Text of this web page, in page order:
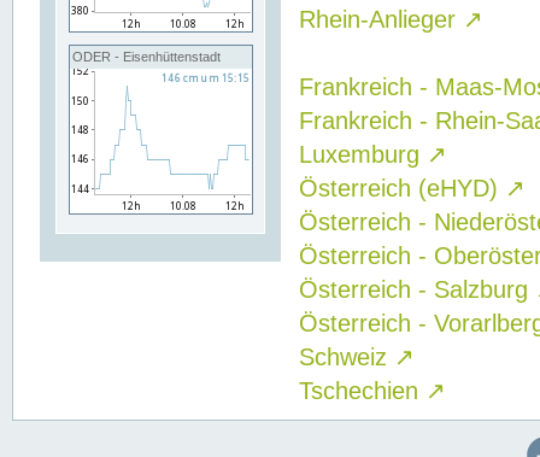
ODER - Eisenhüttenstadt
Rhein-Anlieger ↗
Frankreich - Maas-
Frankreich - Rhein-
Luxemburg ↗
Österreich (eHYD) ↗
Österreich -
Österreich -
Österreich - Salzburg
Österreich -
Schweiz ↗
Tschechien ↗